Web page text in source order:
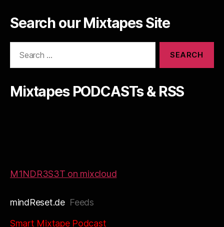
Search our Mixtapes Site
Mixtapes PODCASTs & RSS
M1NDR3S3T on mixcloud
mindReset.deFeeds
Smart Mixtape Podcast